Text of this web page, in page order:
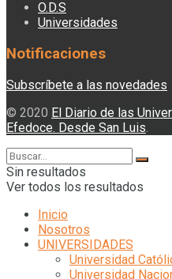
O.D.S
Universidades
Notificaciones
Subscríbete a las novedades
© 2020 El Diario de las
Efedoce. Desde San Luis.
Sin resultados
Ver todos los resultados
Inicio
Nosotros
UNIVERSIDADES
Universidad
Universidad